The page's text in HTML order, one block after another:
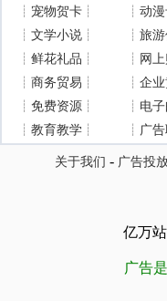
┊ 宠物贺卡 ┊ ┊ 动漫
┊ 文学小说 ┊ ┊ 旅游
┊ 鲜花礼品 ┊ ┊ 网
┊ 商务贸易 ┊ ┊ 企
┊ 免费资源 ┊ ┊ 电
┊ 教育教学 ┊ ┊ 广
关于我们 - 广告投
亿万
广告